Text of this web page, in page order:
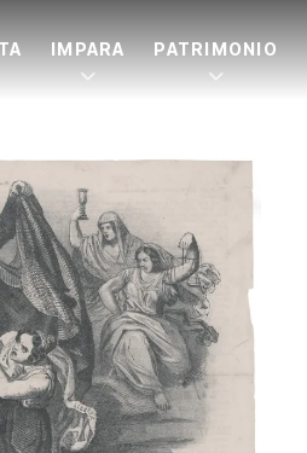
IMPARA PATRIMONIO